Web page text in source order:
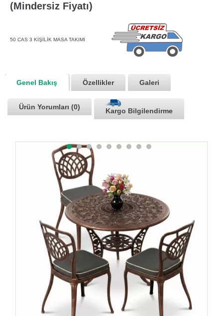
(Mindersiz Fiyatı)
50 CAS 3 KİŞİLİK MASA TAKIMI
Genel Bakış Özellikler Galeri
Ürün Yorumları (0)
Kargo Bilgilendirme